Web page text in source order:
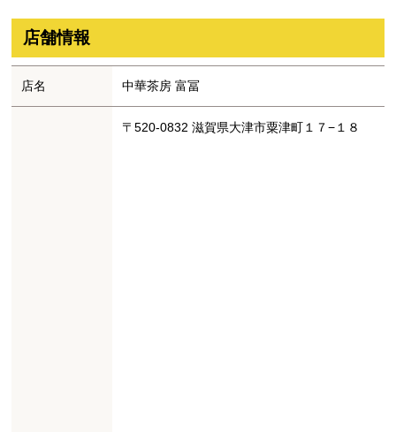
店舗情報
店名 中華茶房 富冨
〒520-0832 滋賀県大津市粟津町１７−１８